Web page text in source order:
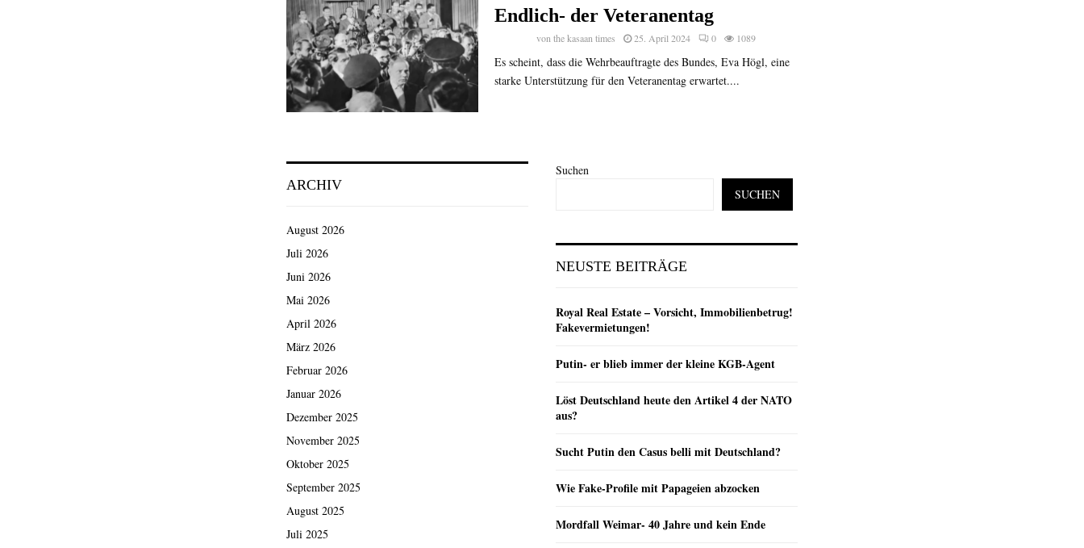
Endlich- der Veteranentag
vonthe kasaan times 25. April 2024 0 1089
Es scheint, dass die Wehrbeauftragte des Bundes, Eva Högl, eine
starke Unterstützung für den Veteranentag erwartet....
ARCHIV
August 2026
Juli 2026
Juni 2026
Mai 2026
April 2026
März 2026
Februar 2026
Januar 2026
Dezember 2025
November 2025
Oktober 2025
September 2025
August 2025
Juli 2025
Suchen
SUCHEN
NEUSTE BEITRÄGE
Royal Real Estate – Vorsicht, Immobilienbetrug!
Fakevermietungen!
Putin- er blieb immer der kleine KGB-Agent
Löst Deutschland heute den Artikel 4 der NATO
aus?
Sucht Putin den Casus belli mit Deutschland?
Wie Fake-Profile mit Papageien abzocken
Mordfall Weimar- 40 Jahre und kein Ende